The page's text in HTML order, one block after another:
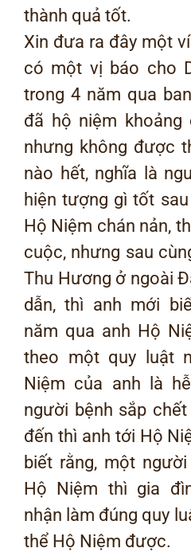
thành quả tốt.
Xin đưa ra đây một
có một vị báo cho
trong 4 năm qua
đã hộ niệm khoảng
nhưng không được
nào hết, nghĩa là
hiện tượng gì tốt
Hộ Niệm chán nản,
cuộc, nhưng sau
Thu Hương ở ngoài
dẫn, thì anh mới
năm qua anh Hộ
theo một quy luật
Niệm của anh là
người bệnh sắp
đến thì anh tới Hộ
biết rằng, một
Hộ Niệm thì gia
nhận làm đúng quy
thể Hộ Niệm được.